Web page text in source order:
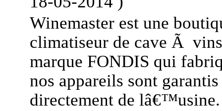
Winemaster est une
climatiseur de cave Ã
marque FONDIS qui
nos appareils sont
directement de lâ€™usine.